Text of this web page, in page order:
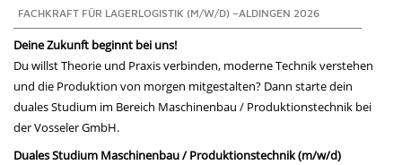
FACHKRAFT FÜR LAGERLOGISTIK (M/W/D) –ALDINGEN 2026
Deine Zukunft beginnt bei uns!
Du willst Theorie und Praxis verbinden, moderne Technik verstehen
und die Produktion von morgen mitgestalten? Dann starte dein
duales Studium im Bereich Maschinenbau / Produktionstechnik bei
der Vosseler GmbH.
Duales Studium Maschinenbau / Produktionstechnik (m/w/d)